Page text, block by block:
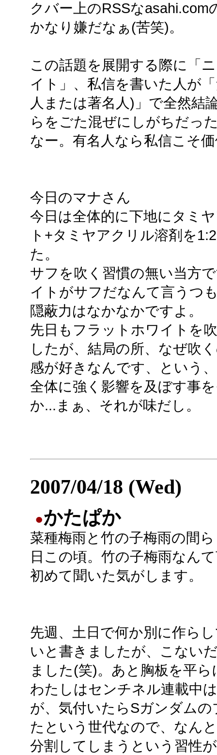
クバー上のRSSな
かなり嫌だなぁ(苦笑)。
この話題を展開する際に「
イト」、私信を書いた人が
人または著名人)」で全然結
らをごた混ぜにしがちだっ
なー。有名人なら私信こそ
今日のマナさん
今日は全体的に下地にタミ
ト+タミヤアクリル溶剤を
た。
サフを吹く習慣の無い当方
イトがサフだなんて言うつ
隠蔽力はなかなかですよ。
先日もフラットホワイトを
したが、結局の所、なぜ吹
感が好きなんです、という
全体に強く影響を及ぼす事
か...まぁ、それが味だし。
2007/04/18 (Wed)
●かたぱか
菜種梅雨と竹の子梅雨の間
日この頃。竹の子梅雨なん
初めて聞いた気がします。
先週、土日で何か別に作ら
いと書きましたが、こない
ました(笑)。あと胸板を平
わたしはセンチネル連載中
が、気付いたらSガンダム
たという世代なので、なん
分割してしまうという習性